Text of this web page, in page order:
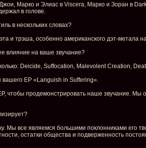
Марко и Элиас в Viscera, Марко и Зоран в
в голове.
в нескольких словах?
и трэша, особенно американского дэт-метала
влияние на ваше звучание?
Deicide, Suffocation, Malevolent Creation,
вашего ЕР «Languish in Suffering».
чтобы продемонстрировать наше звучание.
Мы все являемся большими поклонниками его
остатки общества и подверженность